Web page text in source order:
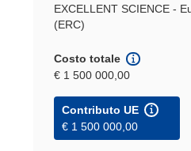
EXCELLENT SCIENCE -
(ERC)
Costo totale
€ 1 500 000,00
Contributo UE
€ 1 500 000,00